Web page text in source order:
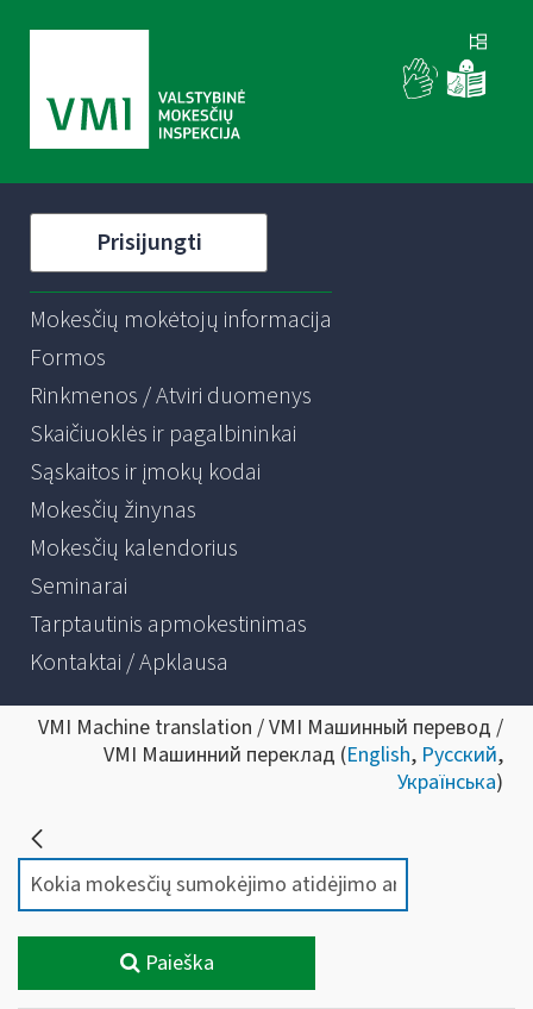
Prisijungti
Mokesčių mokėtojų informacija
Formos
Rinkmenos / Atviri duomenys
Skaičiuoklės ir pagalbininkai
Sąskaitos ir įmokų kodai
Mokesčių žinynas
Mokesčių kalendorius
Seminarai
Tarptautinis apmokestinimas
Kontaktai / Apklausa
VMI Machine translation / VMI Машинный перевод /
VMI Машинний переклад (English, Русский,
Українська)
Paieška